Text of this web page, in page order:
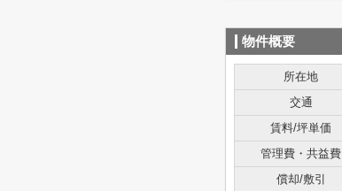
物件概要
所在地
交通
賃料/坪単価
管理費・共益費
償却/敷引